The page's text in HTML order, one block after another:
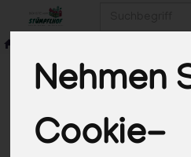
Nehmen
Cookie-
*Alle Preise in Euro (€) inkl.